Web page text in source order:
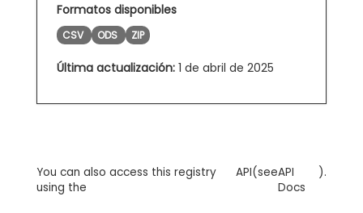
Formatos disponibles
CSV ODS ZIP
Última actualización: 1 de abril de 2025
You can also access this registry
using the
API(seeAPI
Docs
).